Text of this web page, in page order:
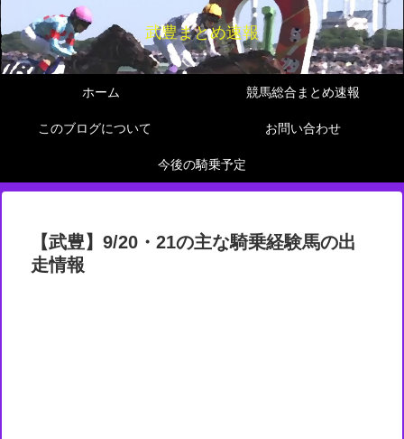
武豊まとめ速報
ホーム 競馬総合まとめ速報
このブログについて お問い合わせ
今後の騎乗予定
【武豊】9/20・21の主な騎乗経験馬の出
走情報